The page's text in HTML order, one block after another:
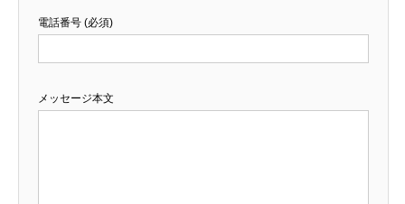
電話番号 (必須)
メッセージ本文